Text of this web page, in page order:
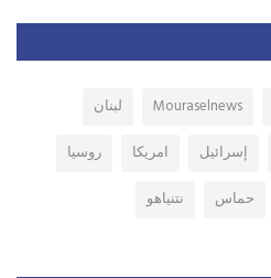
Mouraselnews
لبنان
إسرائيل امريكا
روسيا
حماس نتنياهو